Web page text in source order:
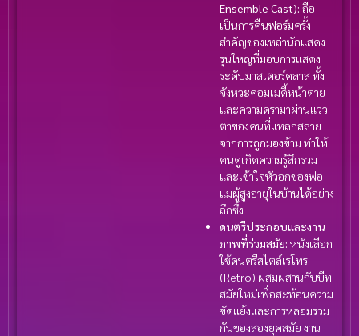
Ensemble Cast): ถือ
เป็นการคืนฟอร์มครั้ง
สำคัญของเหล่านักแสดง
รุ่นใหญ่ที่มอบการแสดง
ระดับมาสเตอร์คลาส ทั้ง
จังหวะคอมเมดี้หน้าตาย
และความดรามาผ่านแวว
ตาของคนที่แหลกสลาย
จากการถูกมองข้าม ทำให้
คนดูเกิดความรู้สึกร่วม
และเข้าใจหัวอกของพ่อ
แม่ผู้สูงอายุในบ้านได้อย่าง
ลึกซึ้ง
ดนตรีประกอบและงาน
ภาพที่ร่วมสมัย: หนังเลือก
ใช้ดนตรีสไตล์เรโทร
(Retro) ผสมผสานกับบีท
สมัยใหม่เพื่อสะท้อนความ
ขัดแย้งและการหลอมรวม
กันของสองยุคสมัย งาน